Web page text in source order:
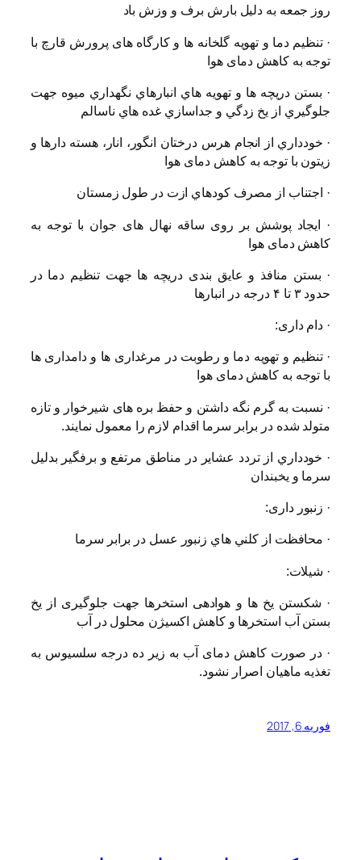
روز جمعه به دلیل بارش برف و وزش باد
·تنظیم دما و تهویه گلخانه ها و کارگاه های پرورش قارچ با
توجه به کاهش دمای هوا
· بستن دريچه ها و تهويه هاي انبارهاي نگهداري ميوه جهت
جلوگيري از يخ زدگي و جداسازي غده هاي ناسالم
· خودداري از انجام هرس درختان انگور، انار، هسته دارها و
زيتون با توجه به کاهش دمای هوا
· اجتناب از مصرف كودهاي ازت در طول زمستان
·
ایجاد پوشش بر روی ساقه نهال های جوان با توجه به
کاهش دمای هوا
· بستن منافذ و عایق بندی دریچه ها جهت تنظیم دما در
حدود ۳ تا ۴ درجه در انبارها
· دام داری:
·تنظیم و تهویه دما و رطوبت در مرغداری ها و دامداری ها
با توجه به کاهش دمای هوا
· نسبت به گرم نگه داشتن و حفظ بره های شیرخوار و تازه
متولد شده در برابر سرما اقدام لازم را معمول نمایند.
· خودداري از تردد عشاير در مناطق مرتفع و برفگير بدليل
سرما و يخبندان
· زنبور داری:
· محافظت از كلني هاي زنبور عسل در برابر سرما
· شیلات:
· شکستن یخ ها و هوادهی استخرها جهت جلوگیری از یخ
بستن آب استخرها و کاهش اکسیژن محلول در آب
· در صورت کاهش دمای آب به زیر ده درجه سلسیوس به
تغذیه ماهیان اصرار نشود.
فوریه 6, 2017